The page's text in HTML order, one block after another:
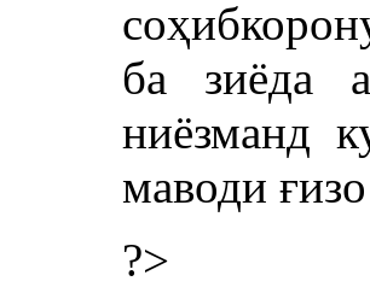
ба зиёда
ниёзманд
маводи
?>